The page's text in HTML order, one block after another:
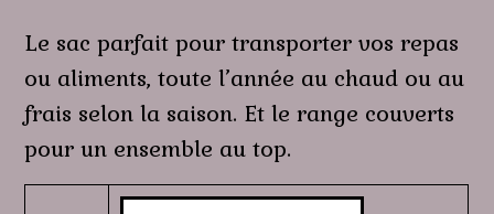
Le sac parfait pour transporter vos repas
ou aliments, toute l’année au chaud ou au
frais selon la saison. Et le range couverts
pour un ensemble au top.